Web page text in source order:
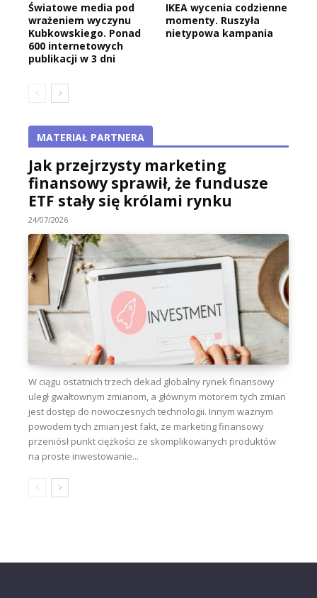
Światowe media pod
wrażeniem wyczynu
Kubkowskiego. Ponad
600 internetowych
publikacji w 3 dni
IKEA wycenia codzienne
momenty. Ruszyła
nietypowa kampania
MATERIAŁ PARTNERA
Jak przejrzysty marketing
finansowy sprawił, że fundusze
ETF stały się królami rynku
24/07/2026
W ciągu ostatnich trzech dekad globalny rynek finansowy
uległ gwałtownym zmianom, a głównym motorem tych zmian
jest dostęp do nowoczesnych technologii. Innym ważnym
powodem tych zmian jest fakt, że marketing finansowy
przeniósł punkt ciężkości ze skomplikowanych produktów
na proste inwestowanie...